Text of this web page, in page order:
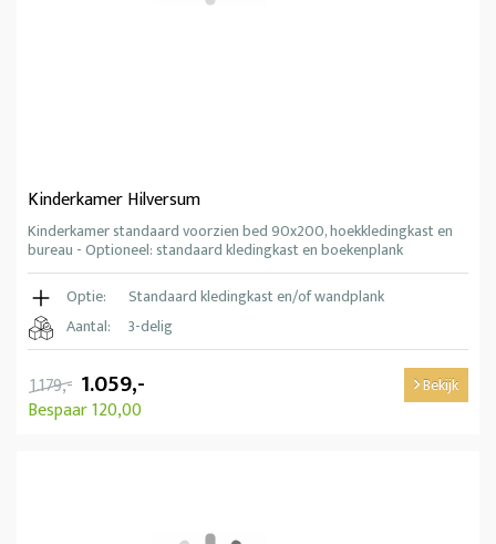
Kinderkamer Hilversum
Kinderkamer standaard voorzien bed 90x200, hoekkledingkast en
bureau - Optioneel: standaard kledingkast en boekenplank
Optie:
Standaard kledingkast en/of wandplank
Aantal:
3-delig
1.179,- 1.059,-
Bespaar 120,00
Bekijk